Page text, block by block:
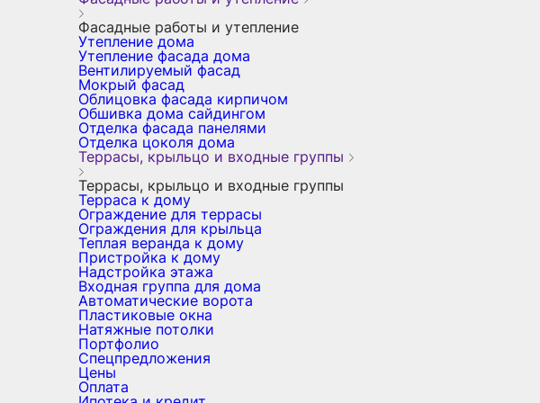
Фасадные работы и утепление
Утепление дома
Утепление фасада дома
Вентилируемый фасад
Мокрый фасад
Облицовка фасада кирпичом
Обшивка дома сайдингом
Отделка фасада панелями
Отделка цоколя дома
Террасы, крыльцо и входные группы
Террасы, крыльцо и входные группы
Терраса к дому
Ограждение для террасы
Ограждения для крыльца
Теплая веранда к дому
Пристройка к дому
Надстройка этажа
Входная группа для дома
Автоматические ворота
Пластиковые окна
Натяжные потолки
Портфолио
Спецпредложения
Цены
Оплата